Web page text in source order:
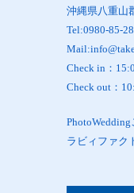
沖縄県八重山
Tel:0980-85-
Check in：
Check out：
ラビィファク